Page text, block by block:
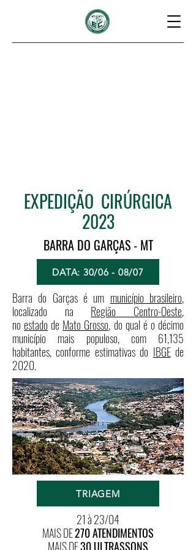
EXPEDIÇÃO CIRÚRGICA
2023
BARRA DO GARÇAS - MT
DATA: 30/06 - 08/07
Barra do Garças é um município brasileiro,
localizado na Região Centro-Oeste,
noestado de Mato Grosso, do qual é o décimo
município mais populoso, com 61,135
habitantes, conforme estimativas do IBGEde
2020.
TRIAGEM
21 à 23/04
MAIS DE270 ATENDIMENTOS
MAIS DE30 ULTRASSONS